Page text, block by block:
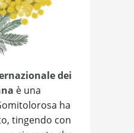
dei
è una
ha
tingendo con